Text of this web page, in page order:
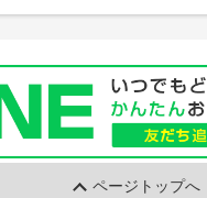
ページトップへ